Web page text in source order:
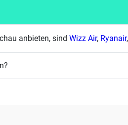
anbieten, sind Wizz Air, Ryanair